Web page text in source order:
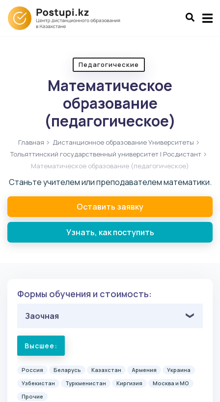
Педагогические
Математическое
образование
(педагогическое)
Главная
Дистанционное образование Университеты
Тольяттинский государственный университет | Росдистант
Математическое образование (педагогическое)
Станьте учителем или преподавателем математики.
Оставить заявку
Узнать, как поступить
Формы обучения и стоимость:
Заочная
Высшее:
Россия Беларусь Казахстан Армения
Украина
Узбекистан
Туркменистан Киргизия
Москва и МО
Прочие